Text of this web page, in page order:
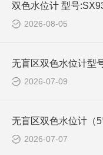
2026-08-05
2026-07-09
2026-07-07